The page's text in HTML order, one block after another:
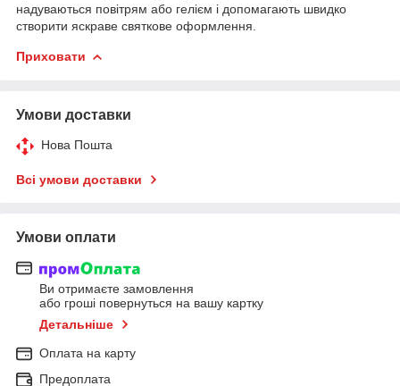
надуваються повітрям або гелієм і допомагають швидко
створити яскраве святкове оформлення.
Приховати
Умови доставки
Нова Пошта
Всі умови доставки
Умови оплати
Ви отримаєте замовлення
або гроші повернуться на вашу картку
Детальніше
Оплата на карту
Предоплата